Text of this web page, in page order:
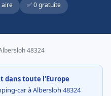
aire ✅ 0 gratuite
48324
dans toute l'Europe
car à Albersloh 48324